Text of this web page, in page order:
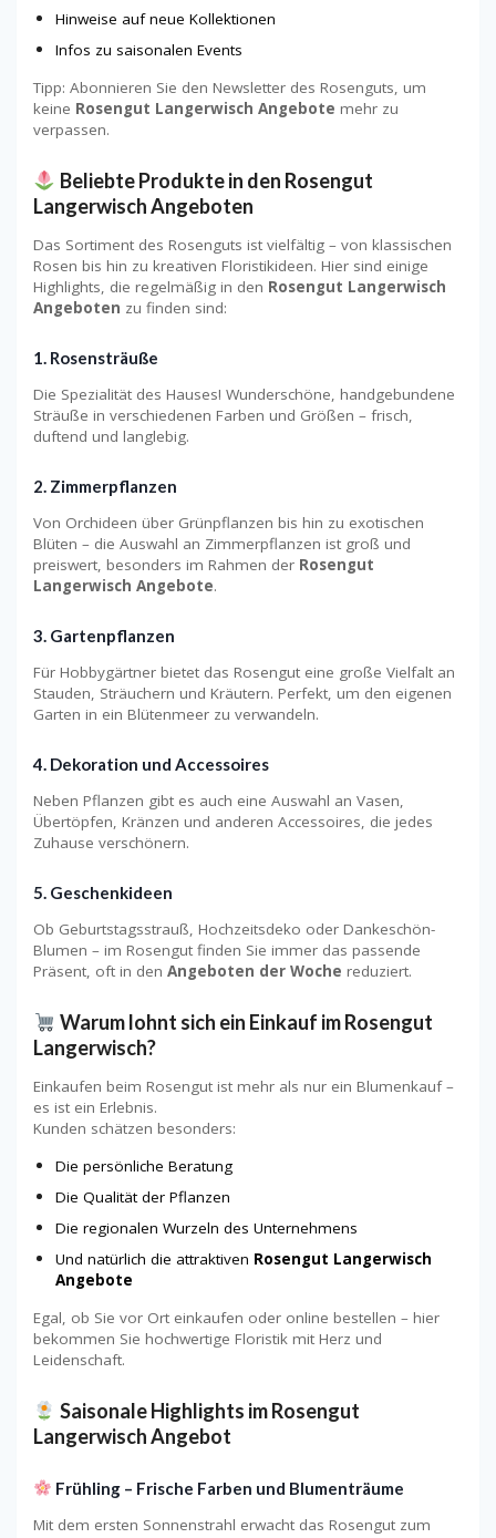
Hinweise auf neue Kollektionen
Infos zu saisonalen Events
Tipp: Abonnieren Sie den Newsletter des Rosenguts, um
keine Rosengut Langerwisch Angebote mehr zu
verpassen.
Beliebte Produkte in den Rosengut
Langerwisch Angeboten
Das Sortiment des Rosenguts ist vielfältig – von klassischen
Rosen bis hin zu kreativen Floristikideen. Hier sind einige
Highlights, die regelmäßig in den Rosengut Langerwisch
Angeboten zu finden sind:
1. Rosensträuße
Die Spezialität des Hauses! Wunderschöne, handgebundene
Sträuße in verschiedenen Farben und Größen – frisch,
duftend und langlebig.
2. Zimmerpflanzen
Von Orchideen über Grünpflanzen bis hin zu exotischen
Blüten – die Auswahl an Zimmerpflanzen ist groß und
preiswert, besonders im Rahmen der Rosengut
Langerwisch Angebote.
3. Gartenpflanzen
Für Hobbygärtner bietet das Rosengut eine große Vielfalt an
Stauden, Sträuchern und Kräutern. Perfekt, um den eigenen
Garten in ein Blütenmeer zu verwandeln.
4. Dekoration und Accessoires
Neben Pflanzen gibt es auch eine Auswahl an Vasen,
Übertöpfen, Kränzen und anderen Accessoires, die jedes
Zuhause verschönern.
5. Geschenkideen
Ob Geburtstagsstrauß, Hochzeitsdeko oder Dankeschön-
Blumen – im Rosengut finden Sie immer das passende
Präsent, oft in den Angeboten der Woche reduziert.
Warum lohnt sich ein Einkauf im Rosengut
Langerwisch?
Einkaufen beim Rosengut ist mehr als nur ein Blumenkauf –
es ist ein Erlebnis.
Kunden schätzen besonders:
Die persönliche Beratung
Die Qualität der Pflanzen
Die regionalen Wurzeln des Unternehmens
Und natürlich die attraktiven Rosengut Langerwisch
Angebote
Egal, ob Sie vor Ort einkaufen oder online bestellen – hier
bekommen Sie hochwertige Floristik mit Herz und
Leidenschaft.
Saisonale Highlights im Rosengut
Langerwisch Angebot
Frühling – Frische Farben und Blumenträume
Mit dem ersten Sonnenstrahl erwacht das Rosengut zum